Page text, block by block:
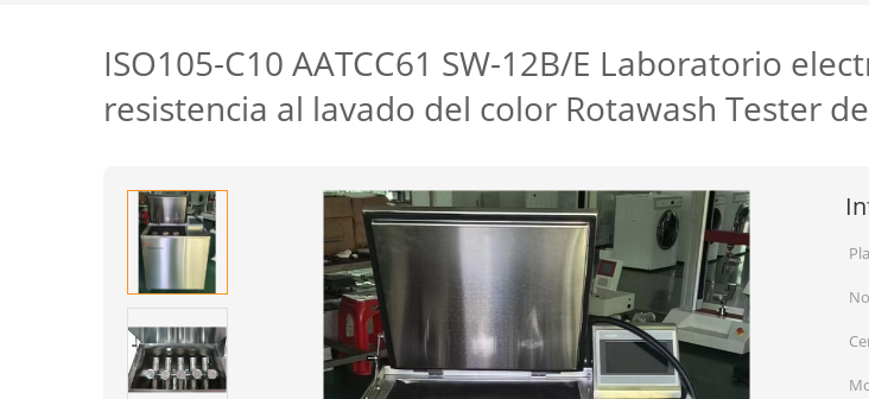
ISO105-C10 AATCC61 SW-12B/E Laboratorio
resistencia al lavado del color Rotawash Tester